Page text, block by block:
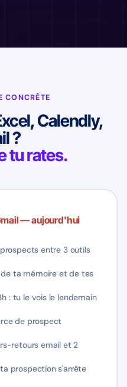
CONCRÈTE
Calendly,
?
tu rates.
— aujourd'hui
entre 3 outils
ta mémoire et de tes
: tu le vois le lendemain
de prospect
retours email et 2
prospection s'arrête